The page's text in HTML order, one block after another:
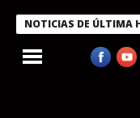
NOTICIAS DE ÚLTIMA
condecora a